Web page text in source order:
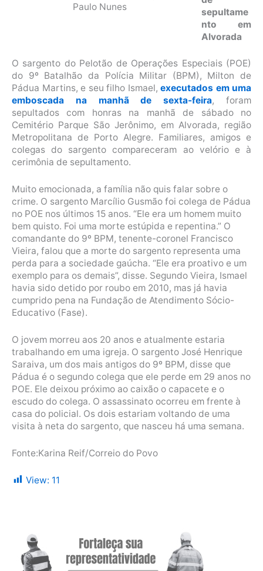
Paulo Nunes
sepultame
nto em
Alvorada
O sargento do Pelotão de Operações Especiais (POE)
do 9º Batalhão da Polícia Militar (BPM), Milton de
Pádua Martins, e seu filho Ismael, executados em uma
emboscada na manhã de sexta-feira, foram
sepultados com honras na manhã de sábado no
Cemitério Parque São Jerônimo, em Alvorada, região
Metropolitana de Porto Alegre. Familiares, amigos e
colegas do sargento compareceram ao velório e à
cerimônia de sepultamento.
Muito emocionada, a família não quis falar sobre o
crime. O sargento Marcílio Gusmão foi colega de Pádua
no POE nos últimos 15 anos. “Ele era um homem muito
bem quisto. Foi uma morte estúpida e repentina.” O
comandante do 9º BPM, tenente-coronel Francisco
Vieira, falou que a morte do sargento representa uma
perda para a sociedade gaúcha. “Ele era proativo e um
exemplo para os demais”, disse. Segundo Vieira, Ismael
havia sido detido por roubo em 2010, mas já havia
cumprido pena na Fundação de Atendimento Sócio-
Educativo (Fase).
O jovem morreu aos 20 anos e atualmente estaria
trabalhando em uma igreja. O sargento José Henrique
Saraiva, um dos mais antigos do 9º BPM, disse que
Pádua é o segundo colega que ele perde em 29 anos no
POE. Ele deixou próximo ao caixão o capacete e o
escudo do colega. O assassinato ocorreu em frente à
casa do policial. Os dois estariam voltando de uma
visita à neta do sargento, que nasceu há uma semana.
Fonte:Karina Reif/Correio do Povo
View: 11